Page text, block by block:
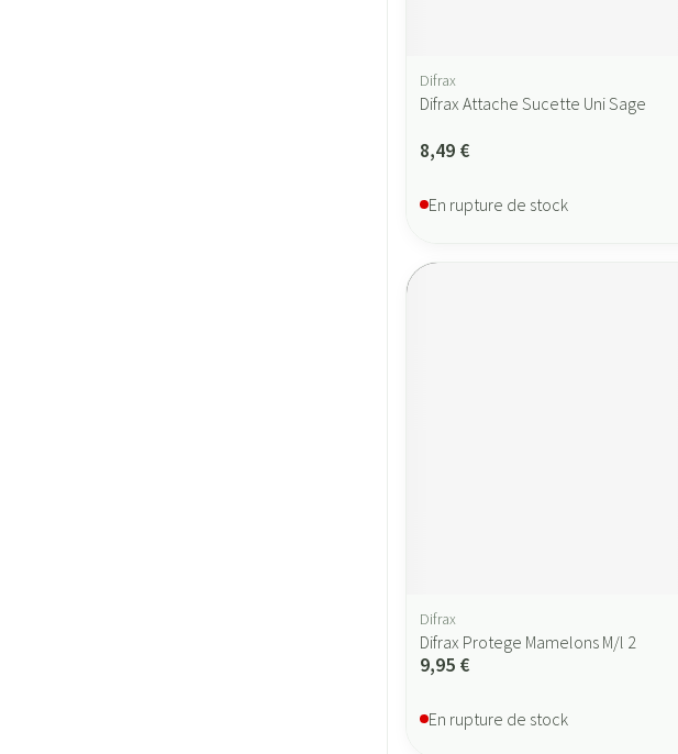
Difrax
Difrax Attache Sucette Uni Sage
8,49 €
En rupture de stock
Difrax
Difrax Protege Mamelons M/l 2
9,95 €
En rupture de stock